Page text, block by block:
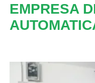
EMPRESA